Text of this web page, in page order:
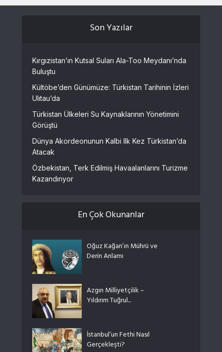
Son Yazılar
Kırgızistan’ın Kutsal Suları Ala-Too Meydanı’nda
Buluştu
Kültöbe’den Günümüze: Türkistan Tarihinin İzleri
Ulıtau’da
Türkistan Ülkeleri Su Kaynaklarının Yönetimini
Görüştü
Dünya Akordeonunun Kalbi Ilk Kez Türkistan’da
Atacak
Özbekistan, Terk Edilmiş Havaalanlarını Turizme
Kazandırıyor
En Çok Okunanlar
Oğuz Kağan’ın Mührü ve
Derin Anlamı
Azgın Milliyetçilik –
Yıldırım Tuğrul...
İstanbul’un Fethi Nasıl
Gerçekleşti?